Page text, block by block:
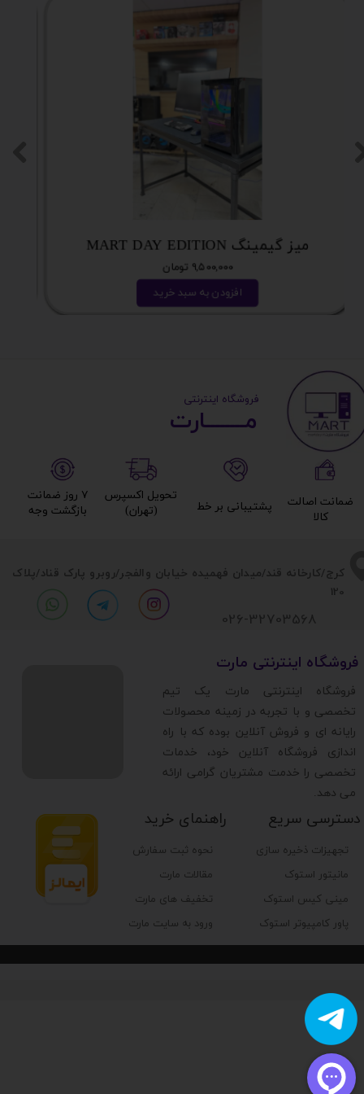
میز گیمینگ MART DAY EDITION
۹,۵۰۰,۰۰۰ تومان
افزودن به سبد خرید
​​کرج/کارخانه قند/میدان فهمیده خیابان والفجر/روبرو پارک قناد/پلاک
120
تجهیزات ذخیره سازی
مانیتور استوک
مینی کیس استوک
پاور کامپیوتر استوک
دسترسی سریع راهنمای خرید
نحوه ثبت سفارش
مقالات مارت
تخفیف های مارت
ورود به سایت مارت
​فروشگاه اینترنتی مارت
​فروشگاه اینترنتی مارت یک تیم
تخصصی و با تجربه در زمینه محصولات
رایانه ای و فروش آنلاین بوده که با راه
اندازی فروشگاه آنلاین خود، خدمات
تخصصی را خدمت مشتریان گرامی ارائه
می دهد.
026-32703568
مــــــــارت​​​​​​
​ ​فروشگاه اینترنتی
۷ روز ضمانت
بازگشت وجه​​​​​​​
تحویل اکسپرس
(تهران)​​​​​​​
پشتیبانی بر خط​​​​​​​
ضمانت اصالت
کالا​​​​​​​